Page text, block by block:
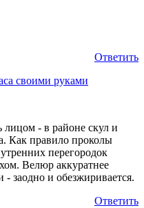
Ответить
своими руками
- в районе скул и
Как правило проколы
перегородок
Велюр аккуратнее
- заодно и обезжиривается.
Ответить